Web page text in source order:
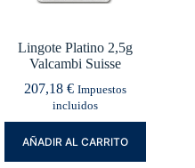
Lingote Platino 2,5g
Valcambi Suisse
207,18 € Impuestos
incluidos
AÑADIR AL CARRITO